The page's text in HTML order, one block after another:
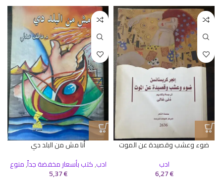
ضوء وعشب وقصيدة عن الموت
ادب
6,27€
أنا مش من البلد دي
ادب,كتب بأسعار مخفضة جداً,منوع
5,37€